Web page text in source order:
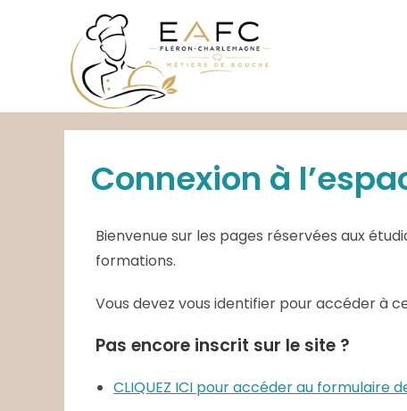
Connexion à
Bienvenue sur les pages réservées aux
formations.
Vous devez vous identifier pour accéder à
Pas encore inscrit sur le site ?
CLIQUEZ ICI pour accéder au formulaire